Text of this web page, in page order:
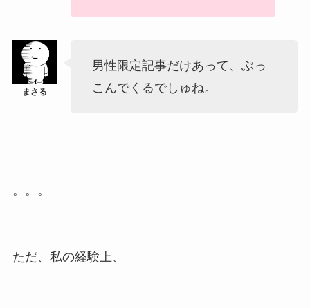
男性限定記事だけあって、ぶっ
こんでくるでしゅね。
。。。
ただ、私の経験上、